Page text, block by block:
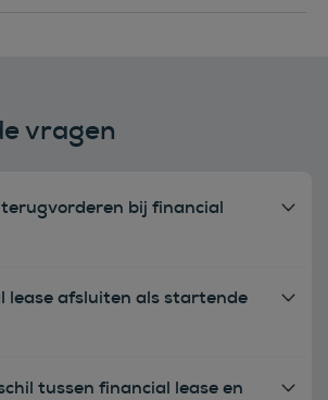
vragen
bij financial
lease afsluiten als startende
tussen financial lease en